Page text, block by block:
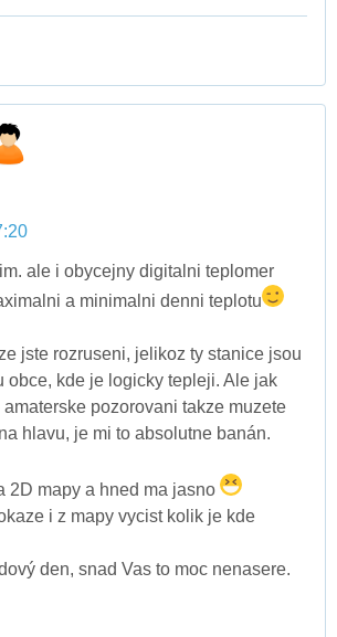
ale i obycejny digitalni teplomer
a minimalni denni teplotu
jste rozruseni, jelikoz ty stanice jsou
obce, kde je logicky tepleji. Ale jak
pozorovani takze muzete
hlavu, je mi to absolutne banán.
2D mapy a hned ma jasno
i z mapy vycist kolik je kde
den, snad Vas to moc nenasere.